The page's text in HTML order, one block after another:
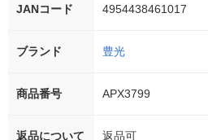
JANコード 4954438461017
ブランド 豊光
商品番号 APX3799
返品について
返品可